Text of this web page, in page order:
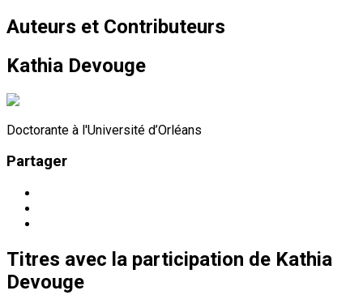
Auteurs et Contributeurs
Kathia Devouge
Doctorante à l'Université d’Orléans
Partager
Titres avec la participation de Kathia
Devouge